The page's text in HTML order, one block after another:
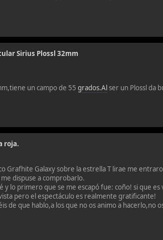
Sirius Plossl 32mm
un campo de 55grados.Alser un Plossl da
roja.
Grafhite Galaxy sobre la estrella T lirae me
dispuse a comprobarlo.
y lo primero que se me escapó fue: coño! si que
pero el espectáculo es realmente gratificante!
de que hablo,a los que no os animo a hacerlo,no